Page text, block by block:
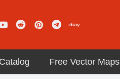
Free Vector Maps